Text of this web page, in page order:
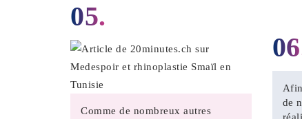
05.
Comme de nombreux autres
de